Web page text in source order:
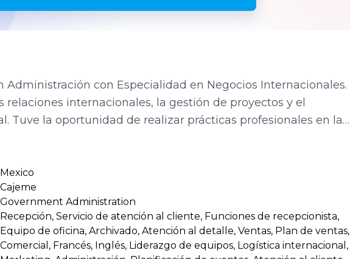
Administración con Especialidad en Negocios Internacionales.
relaciones internacionales, la gestión de proyectos y el
en la
en Francia, el Instituto Cultural de México en Francia y el
diplomática y coordinación de eventos. Anteriormente,
en la agencia de automóviles Hyundai, donde adquirí
al cliente y gestión administrativa. Actualmente busco
en entornos internacionales que fomenten el desarrollo de
multiculturales y de liderazgo.
Mexico
Cajeme
Government Administration
Recepción, Servicio de atención al cliente, Funciones de recepcionista,
Equipo de oficina, Archivado, Atención al detalle, Ventas, Plan de ventas,
Comercial, Francés, Inglés, Liderazgo de equipos, Logística internacional,